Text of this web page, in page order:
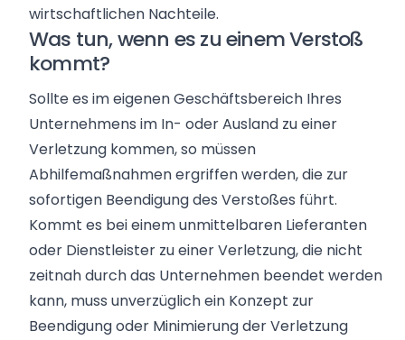
wirtschaftlichen Nachteile.
Was tun, wenn es zu einem Verstoß
kommt?
Sollte es im eigenen Geschäftsbereich Ihres
Unternehmens im In- oder Ausland zu einer
Verletzung kommen, so müssen
Abhilfemaßnahmen ergriffen werden, die zur
sofortigen Beendigung des Verstoßes führt.
Kommt es bei einem unmittelbaren Lieferanten
oder Dienstleister zu einer Verletzung, die nicht
zeitnah durch das Unternehmen beendet werden
kann, muss unverzüglich ein Konzept zur
Beendigung oder Minimierung der Verletzung